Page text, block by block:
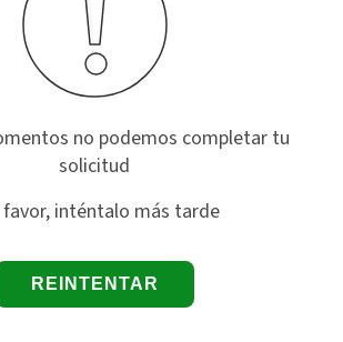
no podemos completar tu
solicitud
favor, inténtalo más tarde
REINTENTAR